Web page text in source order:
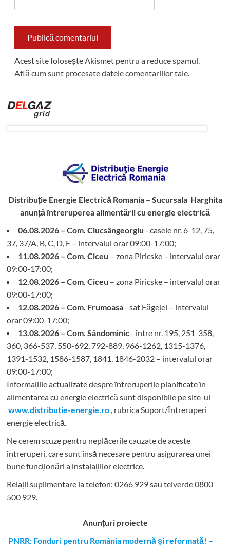
Acest site folosește Akismet pentru a reduce spamul.
Află cum sunt procesate datele comentariilor tale.
Distribuție Energie Electrică Romania – Sucursala Harghita
anunță întreruperea alimentării cu energie electrică
06.08.2026 – Com. Ciucsângeorgiu - casele nr. 6-12, 75,
37, 37/A, B, C, D, E – intervalul orar 09:00-17:00;
11.08.2026 – Com. Ciceu – zona Piricske – intervalul orar
09:00-17:00;
12.08.2026 – Com. Ciceu – zona Piricske – intervalul orar
09:00-17:00;
12.08.2026 – Com. Frumoasa- sat Făgețel – intervalul
orar 09:00-17:00;
13.08.2026 – Com. Sândominic- între nr. 195, 251-358,
360, 366-537, 550-692, 792-889, 966-1262, 1315-1376,
1391-1532, 1586-1587, 1841, 1846-2032 – intervalul orar
09:00-17:00;
Informațiile actualizate despre întreruperile planificate în
alimentarea cu energie electrică sunt disponibile pe site-ul
www.distributie-energie.ro , rubrica Suport/Întreruperi
energie electrică.
Ne cerem scuze pentru neplăcerile cauzate de aceste
întreruperi, care sunt însă necesare pentru asigurarea unei
bune funcționări a instalațiilor electrice.
Relații suplimentare la telefon: 0266 929 sau telverde 0800
500 929.
Anunțuri proiecte
PNRR: Fonduri pentru România modernă și reformată! –